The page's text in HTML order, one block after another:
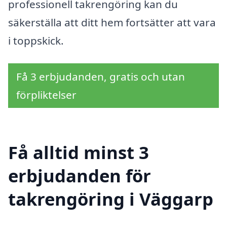
professionell takrengöring kan du
säkerställa att ditt hem fortsätter att vara
i toppskick.
Få 3 erbjudanden, gratis och utan
förpliktelser
Få alltid minst 3
erbjudanden för
takrengöring i Väggarp